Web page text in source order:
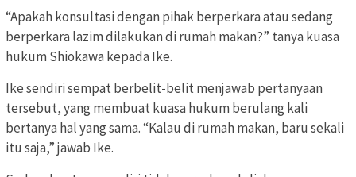
“Apakah konsultasi dengan pihak berperkara atau sedang
berperkara lazim dilakukan di rumah makan?” tanya kuasa
hukum Shiokawa kepada Ike.
Ike sendiri sempat berbelit-belit menjawab pertanyaan
tersebut, yang membuat kuasa hukum berulang kali
bertanya hal yang sama. “Kalau di rumah makan, baru sekali
itu saja,” jawab Ike.